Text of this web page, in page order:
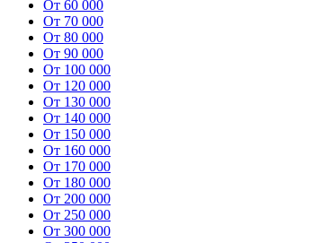
От 60 000
От 70 000
От 80 000
От 90 000
От 100 000
От 120 000
От 130 000
От 140 000
От 150 000
От 160 000
От 170 000
От 180 000
От 200 000
От 250 000
От 300 000